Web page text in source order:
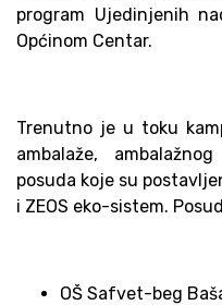
program Ujedinjenih
Općinom Centar.
Trenutno je u toku
ambalaže,
posuda koje su
i ZEOS eko-sistem.
OŠ Safvet-beg